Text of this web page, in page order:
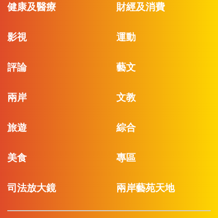
健康及醫療 財經及消費
影視 運動
評論 藝文
兩岸 文教
旅遊 綜合
美食 專區
司法放大鏡 兩岸藝苑天地